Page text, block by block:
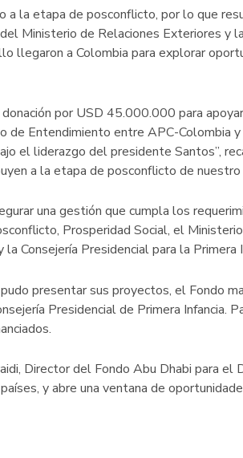
la etapa de posconflicto, por lo que
Ministerio de Relaciones Exteriores y
llegaron a Colombia para explorar
por USD 45.000.000 para
de Entendimiento entre APC-Colombia
el liderazgo del presidente Santos”,
a la etapa de posconflicto de nuestro
una gestión que cumpla los
Prosperidad Social, el Ministerio
Consejería Presidencial para la Primera
presentar sus proyectos, el Fondo
Presidencial de Primera Infancia.
Director del Fondo Abu Dhabi para el
y abre una ventana de